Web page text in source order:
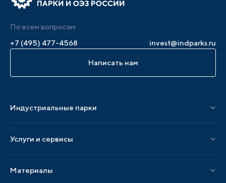
По всем вопросам:
+7 (495) 477-4568
invest@indparks.ru
Написать нам
Индустриальные парки
Парки по регионам
Услуги и сервисы
Услуги по локализации
Материалы